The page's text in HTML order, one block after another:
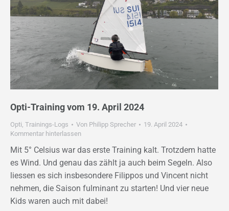
Opti-Training vom 19. April 2024
Opti, Trainings-Logs Von Philipp Sprecher
19. April 2024
Kommentar hinterlassen
Mit 5° Celsius war das erste Training kalt. Trotzdem hatte
es Wind. Und genau das zählt ja auch beim Segeln. Also
liessen es sich insbesondere Filippos und Vincent nicht
nehmen, die Saison fulminant zu starten! Und vier neue
Kids waren auch mit dabei!